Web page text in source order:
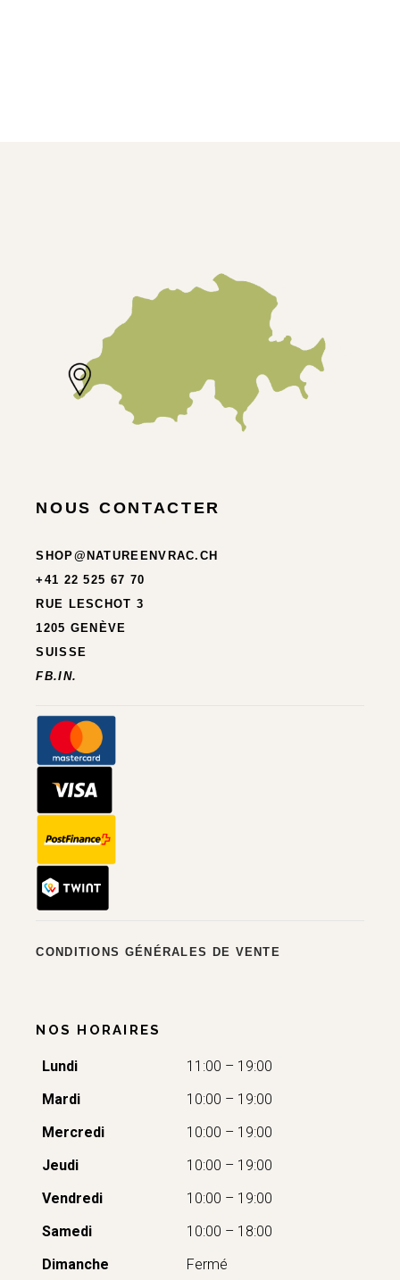
NOUS CONTACTER
SHOP@NATUREENVRAC.CH
+41 22 525 67 70
RUE LESCHOT 3
1205 GENÈVE
SUISSE
FB.IN.
CONDITIONS GÉNÉRALES DE VENTE
NOS HORAIRES
Lundi
11:00 – 19:00
Mardi
10:00 – 19:00
Mercredi
10:00 – 19:00
Jeudi
10:00 – 19:00
Vendredi
10:00 – 19:00
Samedi
10:00 – 18:00
Dimanche
Fermé